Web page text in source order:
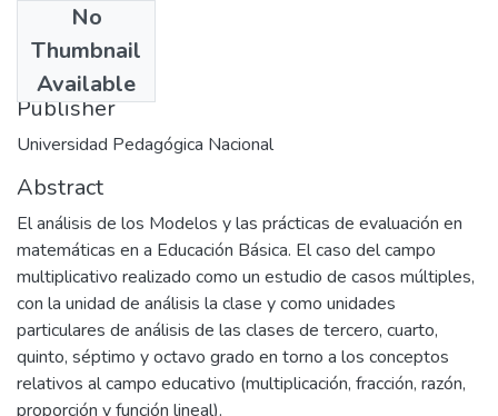
No
Thumbnail
Available
2004
Publisher
Universidad Pedagógica Nacional
Abstract
El análisis de los Modelos y las prácticas de evaluación en
matemáticas en a Educación Básica. El caso del campo
multiplicativo realizado como un estudio de casos múltiples,
con la unidad de análisis la clase y como unidades
particulares de análisis de las clases de tercero, cuarto,
quinto, séptimo y octavo grado en torno a los conceptos
relativos al campo educativo (multiplicación, fracción, razón,
proporción y función lineal).